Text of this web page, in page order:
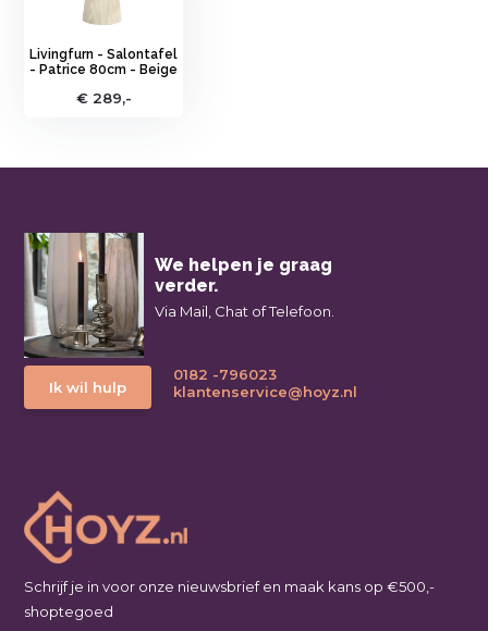
Livingfurn - Salontafel
- Patrice 80cm - Beige
€ 289,-
We helpen je graag
verder.
Via Mail, Chat of Telefoon.
Ik wil hulp
0182 -796023
klantenservice@hoyz.nl
Schrijf je in voor onze nieuwsbrief en maak kans op €500,-
shoptegoed